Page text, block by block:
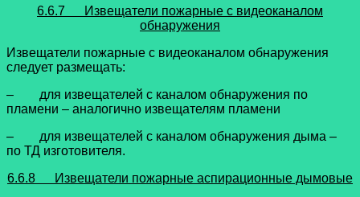
6.6.7 Извещатели пожарные с видеоканалом
обнаружения
Извещатели пожарные с видеоканалом обнаружения
следует размещать:
– для извещателей с каналом обнаружения по
пламени – аналогично извещателям пламени
– для извещателей с каналом обнаружения дыма –
по ТД изготовителя.
6.6.8 Извещатели пожарные аспирационные дымовые